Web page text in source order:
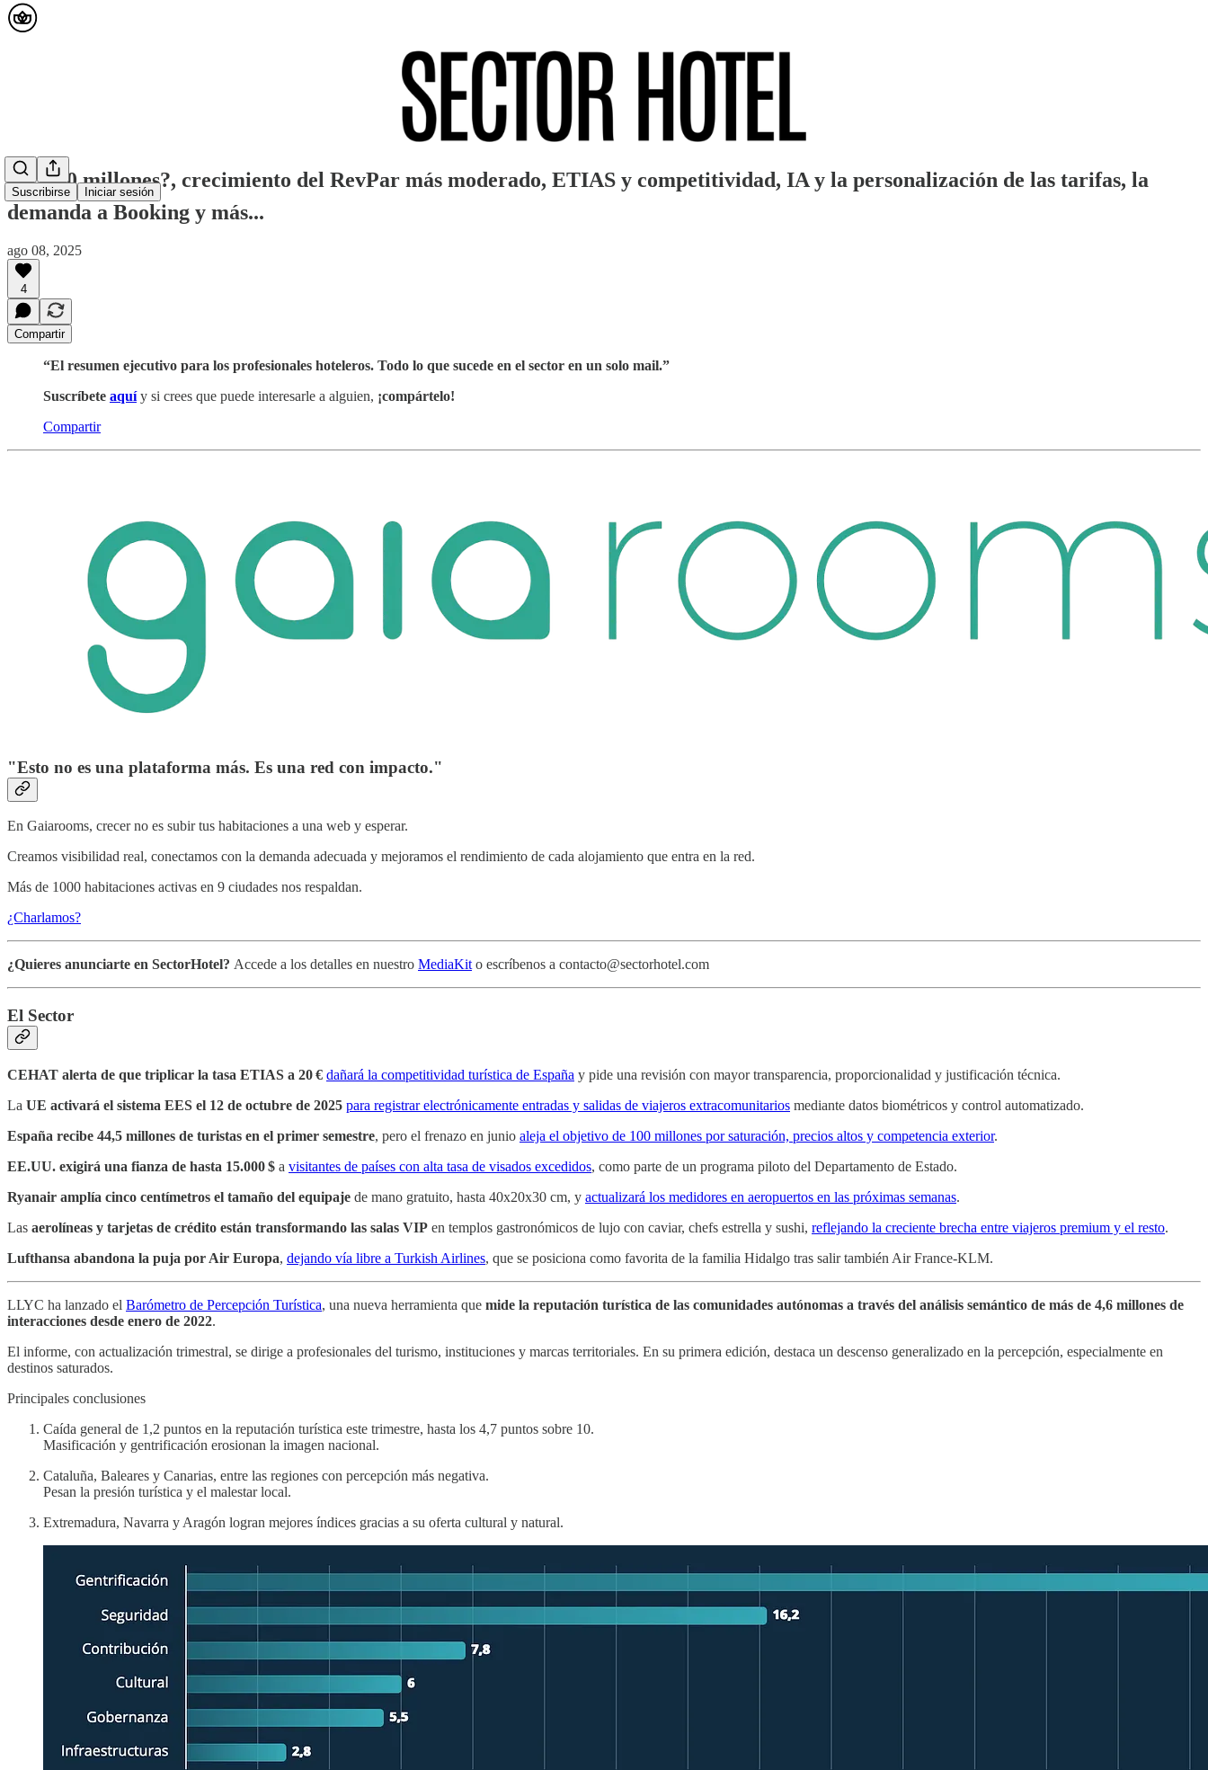
Suscribirse Iniciar sesión
🟡 ¿100 millones?, crecimiento del RevPar más moderado, ETIAS y competitividad, IA y la personalización de las tarifas, la
demanda a Booking y más...
ago 08, 2025
4
Compartir
“El resumen ejecutivo para los profesionales hoteleros. Todo lo que sucede en el sector en un solo mail.”
Suscríbete aquí y si crees que puede interesarle a alguien, ¡compártelo!
Compartir
"Esto no es una plataforma más. Es una red con impacto."
En Gaiarooms, crecer no es subir tus habitaciones a una web y esperar.
Creamos visibilidad real, conectamos con la demanda adecuada y mejoramos el rendimiento de cada alojamiento que entra en la red.
Más de 1000 habitaciones activas en 9 ciudades nos respaldan.
¿Charlamos?
¿Quieres anunciarte en SectorHotel? Accede a los detalles en nuestro MediaKit o escríbenos a contacto@sectorhotel.com
El Sector
CEHAT alerta de que triplicar la tasa ETIAS a 20 € dañará la competitividad turística de España y pide una revisión con mayor transparencia, proporcionalidad y justificación técnica.
La UE activará el sistema EES el 12 de octubre de 2025 para registrar electrónicamente entradas y salidas de viajeros extracomunitarios mediante datos biométricos y control automatizado.
España recibe 44,5 millones de turistas en el primer semestre, pero el frenazo en junio aleja el objetivo de 100 millones por saturación, precios altos y competencia exterior.
EE.UU. exigirá una fianza de hasta 15.000 $ a visitantes de países con alta tasa de visados excedidos, como parte de un programa piloto del Departamento de Estado.
Ryanair amplía cinco centímetros el tamaño del equipaje de mano gratuito, hasta 40x20x30 cm, y actualizará los medidores en aeropuertos en las próximas semanas.
Las aerolíneas y tarjetas de crédito están transformando las salas VIP en templos gastronómicos de lujo con caviar, chefs estrella y sushi, reflejando la creciente brecha entre viajeros premium y el resto.
Lufthansa abandona la puja por Air Europa, dejando vía libre a Turkish Airlines, que se posiciona como favorita de la familia Hidalgo tras salir también Air France-KLM.
LLYC ha lanzado el Barómetro de Percepción Turística, una nueva herramienta que mide la reputación turística de las comunidades autónomas a través del análisis semántico de más de 4,6 millones de
interacciones desde enero de 2022.
El informe, con actualización trimestral, se dirige a profesionales del turismo, instituciones y marcas territoriales. En su primera edición, destaca un descenso generalizado en la percepción, especialmente en
destinos saturados.
Principales conclusiones
Caída general de 1,2 puntos en la reputación turística este trimestre, hasta los 4,7 puntos sobre 10.
Masificación y gentrificación erosionan la imagen nacional.
Cataluña, Baleares y Canarias, entre las regiones con percepción más negativa.
Pesan la presión turística y el malestar local.
Extremadura, Navarra y Aragón logran mejores índices gracias a su oferta cultural y natural.